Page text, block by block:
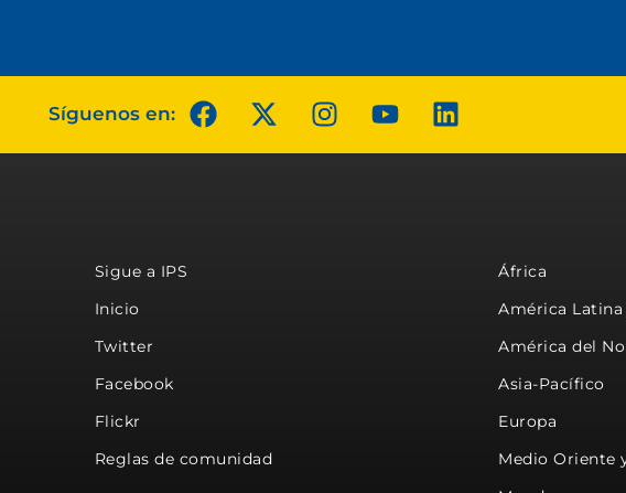
Síguenos en:
Sigue a IPS
Inicio
Twitter
Facebook
Flickr
Reglas de comunidad
África
América
América del
Asia-Pacífico
Europa
Medio Oriente